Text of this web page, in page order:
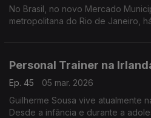
No Brasil, no novo Mercado
metropolitana do Rio de Janeiro,
Personal Trainer na
Ep. 45
05 mar. 2026
Guilherme Sousa vive atualmente
Desde a infância e durante a